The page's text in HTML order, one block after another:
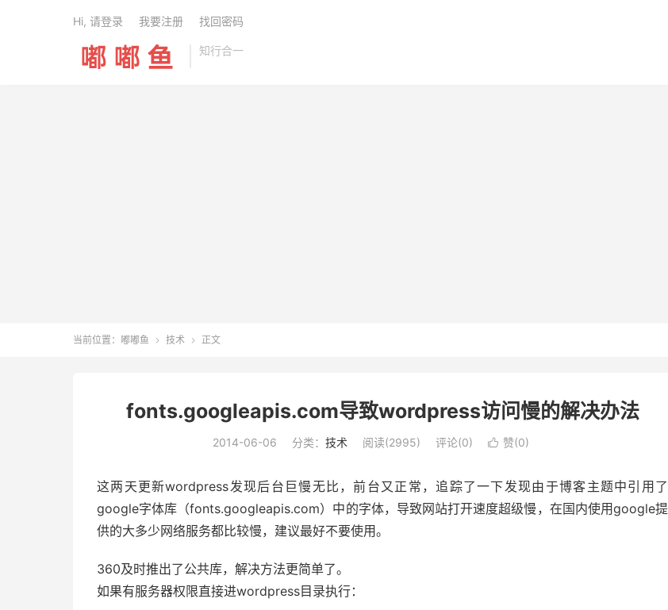
知行合一
Hi, 请登录 我要注册 找回密码
当前位置： 嘟嘟鱼  技术  正文
fonts.googleapis.com导致wordpress访问慢的解决办法
2014-06-06 分类： 技术 阅读(2995) 评论(0)  赞(0)
这两天更新wordpress发现后台巨慢无比，前台又正常，追踪了一下发现由于博客主题中引用了
google字体库（fonts.googleapis.com）中的字体，导致网站打开速度超级慢，在国内使用google提
供的大多少网络服务都比较慢，建议最好不要使用。
360及时推出了公共库，解决方法更简单了。
如果有服务器权限直接进wordpress目录执行：